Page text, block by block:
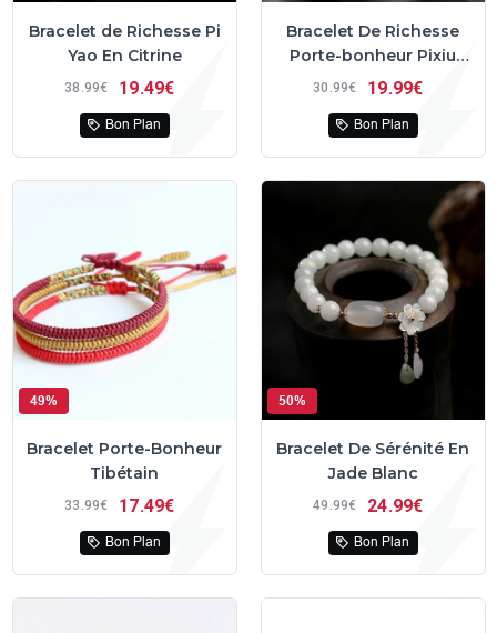
Bracelet de Richesse Pi
Yao En Citrine
38 99€ 19 49€
Bon Plan
Bracelet De Richesse
Porte-bonheur Pixiu
Rouge Grenat
30 99€ 19 99€
Bon Plan
49%
Bracelet Porte-Bonheur
Tibétain
33 99€ 17 49€
Bon Plan
50%
Bracelet De Sérénité En
Jade Blanc
49 99€ 24 99€
Bon Plan